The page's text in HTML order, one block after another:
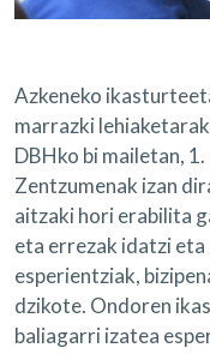
Azkeneko
marrazki
DBHko bi mailetan,
Zentzumenak izan
aitzaki hori erabilita
eta errezak idatzi
esperientziak,
dzikote. Ondoren
baliagarri izatea